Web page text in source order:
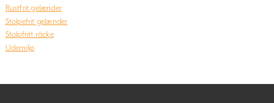
Rustfrit gelænder
Stolpefrit gelænder
Stolpfritt räcke
Udemiljø